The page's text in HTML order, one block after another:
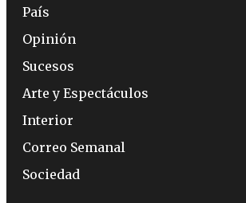
País
Opinión
Sucesos
Arte y Espectáculos
Interior
Correo Semanal
Sociedad